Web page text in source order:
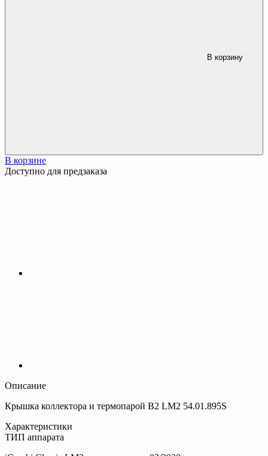
В корзине
Доступно для предзаказа
Описание
Крышка коллектора и термопарой B2 LM2 54.01.895S
Характеристики
ТИП аппарата